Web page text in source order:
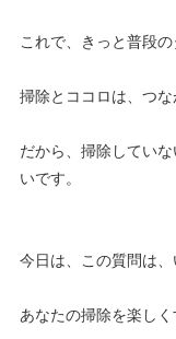
これで、きっと普段
掃除とココロは、つな
だから、掃除してい
いです。
今日は、この質問は
あなたの掃除を楽し